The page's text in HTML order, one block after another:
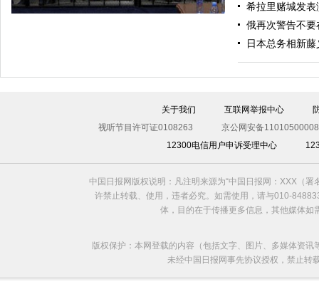
利比亚法庭开审卡扎菲政权高官
希拉里赌城发
俄再次警告不
日本总务相新
关于我们 互联网举报中心
视听节目许可证0108263
京公网安备
12300电信用户申诉受理中心
中国日报网版权说明：凡注明来源为“中国日报网：XXX（
许禁止转载、使用，违者必究。如需使用，请与010-
体，目的在于传播更多信息，其他媒体
版权保护：本网登载的内容（包括文字、图片、多媒体资
未经中国日报网事先协议授权，禁止转